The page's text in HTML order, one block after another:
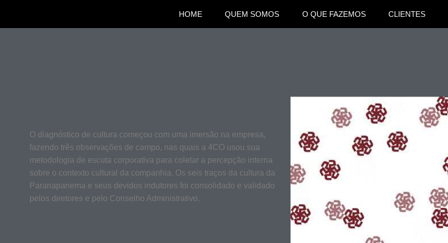
HOME QUEM SOMOS O QUE FAZEMOS CLIENTES
O diagnóstico de cultura começou com uma imersão na empresa,
fazendo três observações de campo, nas quais a 4CO usou sua
metodologia de escuta corporativa para coletar a percepção interna
sobre o contexto cultural da companhia. Os seis traços da cultura da
Paranapanema e seus devidos indutores foi consolidado e validado
pelos diretores e pelo Conselho Administrativo.